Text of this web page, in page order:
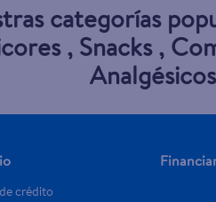
categorías
, Snacks,
Analgésicos
crédito